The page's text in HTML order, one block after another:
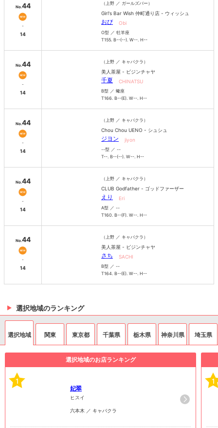
No.44
-
14
（上野 ／ ガールズバー）
Girl's Bar Wish 仲町通り店 - ウィッシュ
おび Obi
O型 ／ 牡羊座
T155. B--(--). W--. H--
No.44
-
14
（上野 ／ キャバクラ）
美人茶屋 - ビジンチャヤ
千夏 CHINATSU
B型 ／ 蠍座
T166. B--(E). W--. H--
No.44
-
14
（上野 ／ キャバクラ）
Chou Chou UENO - シュシュ
ジヨン jiyon
--型 ／ --
T--. B--(--). W--. H--
No.44
-
14
（上野 ／ キャバクラ）
CLUB Godfather - ゴッドファーザー
えり Eri
A型 ／ --
T160. B--(F). W--. H--
No.44
-
14
（上野 ／ キャバクラ）
美人茶屋 - ビジンチャヤ
さち SACHI
B型 ／ --
T164. B--(E). W--. H--
選択地域のランキング
選択地域 関東 東京都 千葉県 栃木県 神奈川県 埼玉県
選択地域のお店ランキング
1
妃翠
ヒスイ
六本木 ／ キャバクラ
1